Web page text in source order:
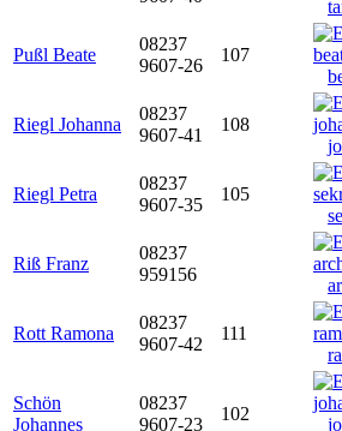
Pußl Beate
08237
9607-26
107
Riegl Johanna
08237
9607-41
108
Riegl Petra
08237
9607-35
105
Riß Franz
08237
959156
Rott Ramona
08237
9607-42
111
Schön
Johannes
08237
9607-23
102